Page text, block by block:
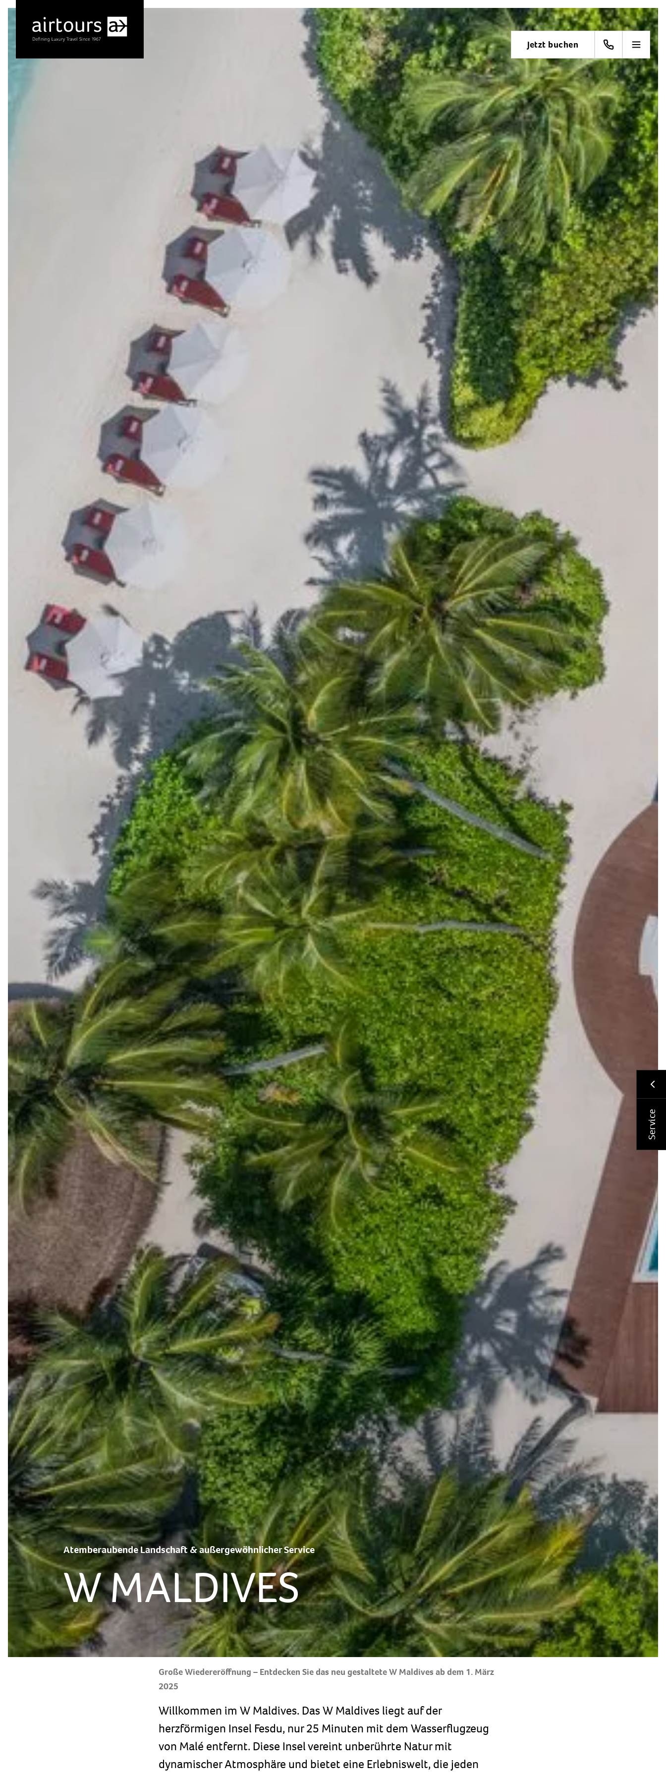
Jetzt buchen
Service
Atemberaubende Landschaft & außergewöhnlicher Service
W MALDIVES
Große Wiedereröffnung – Entdecken Sie das neu gestaltete W Maldives ab dem 1. März
2025
Willkommen im W Maldives. Das W Maldives liegt auf der
herzförmigen Insel Fesdu, nur 25 Minuten mit dem Wasserflugzeug
von Malé entfernt. Diese Insel vereint unberührte Natur mit
dynamischer Atmosphäre und bietet eine Erlebniswelt, die jeden